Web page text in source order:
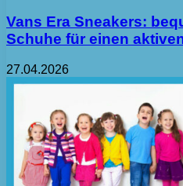
Vans Era Sneakers:
Schuhe für einen
27.04.2026